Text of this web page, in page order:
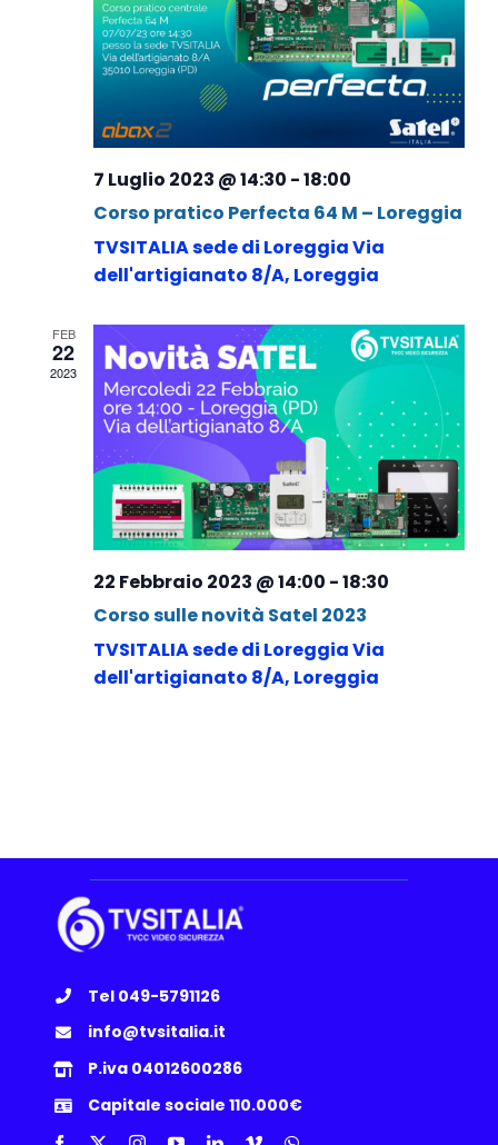
7 Luglio 2023 @ 14:30 -18:00
Corso pratico Perfecta 64 M – Loreggia
TVSITALIA sede di LoreggiaVia
dell'artigianato 8/A, Loreggia
FEB
22
2023
22 Febbraio 2023 @ 14:00 -18:30
Corso sulle novità Satel 2023
TVSITALIA sede di LoreggiaVia
dell'artigianato 8/A, Loreggia
Tel 049-5791126
info@tvsitalia.it
P.iva 04012600286
Capitale sociale 110.000€